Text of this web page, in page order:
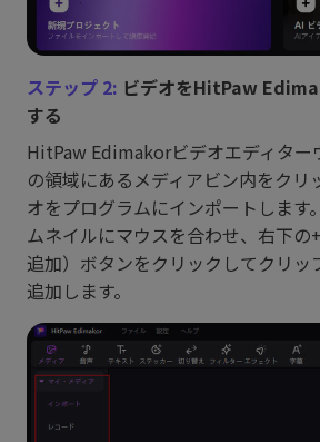
ステップ 2: ビデオをHitPaw
する
HitPaw Edimakorビデオエディター
の領域にあるメディアビン内をクリ
オをプログラムにインポートします
ムネイルにマウスを合わせ、右下の
追加）ボタンをクリックしてクリッ
追加します。